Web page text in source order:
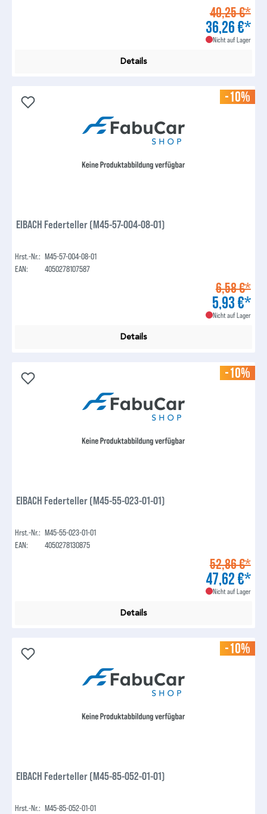
40,25 €*
36,26 €*
Nicht auf Lager
Details
-10%
EIBACH Federteller (M45-57-004-08-01)
Hrst.-Nr.: M45-57-004-08-01
EAN:
4050278107587
6,58 €*
5,93 €*
Nicht auf Lager
Details
-10%
EIBACH Federteller (M45-55-023-01-01)
Hrst.-Nr.: M45-55-023-01-01
EAN:
4050278130875
52,86 €*
47,62 €*
Nicht auf Lager
Details
-10%
EIBACH Federteller (M45-85-052-01-01)
Hrst.-Nr.: M45-85-052-01-01